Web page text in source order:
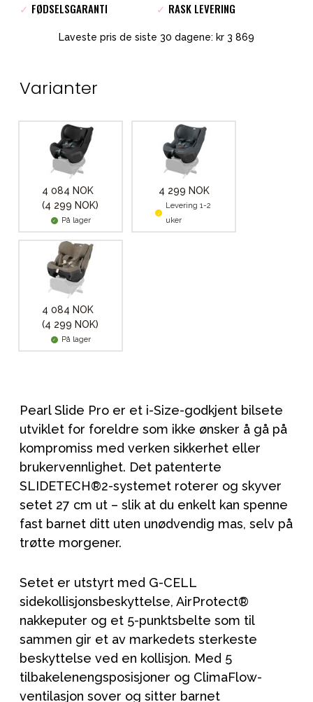
✓ FØDSELSGARANTI ✓ RASK LEVERING
Laveste pris de siste 30 dagene: kr 3 869
Varianter
4 084 NOK
(4 299 NOK)
På lager
4 299 NOK
Levering 1-2
uker
4 084 NOK
(4 299 NOK)
På lager
Pearl Slide Pro er et i-Size-godkjent bilsete
utviklet for foreldre som ikke ønsker å gå på
kompromiss med verken sikkerhet eller
brukervennlighet. Det patenterte
SLIDETECH®2-systemet roterer og skyver
setet 27 cm ut – slik at du enkelt kan spenne
fast barnet ditt uten unødvendig mas, selv på
trøtte morgener.
Setet er utstyrt med G-CELL
sidekollisjonsbeskyttelse, AirProtect®
nakkeputer og et 5-punktsbelte som til
sammen gir et av markedets sterkeste
beskyttelse ved en kollisjon. Med 5
tilbakelenengsposisjoner og ClimaFlow-
ventilasjon sover og sitter barnet